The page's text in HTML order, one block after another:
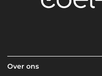
Over ons